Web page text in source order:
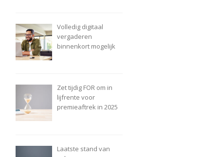
Volledig digitaal
vergaderen
binnenkort mogelijk
Zet tijdig FOR om in
lijfrente voor
premieaftrek in 2025
Laatste stand van